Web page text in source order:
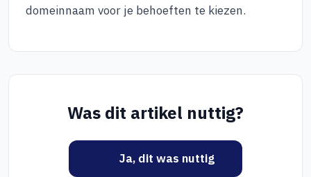
domeinnaam voor je behoeften te kiezen.
Was dit artikel nuttig?
Ja, dit was nuttig